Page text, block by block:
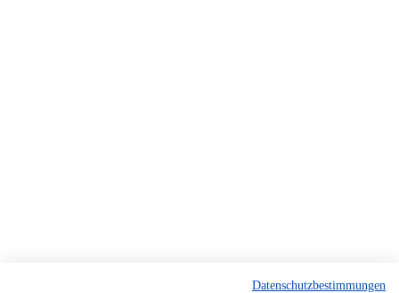
Datenschutzbestimmungen